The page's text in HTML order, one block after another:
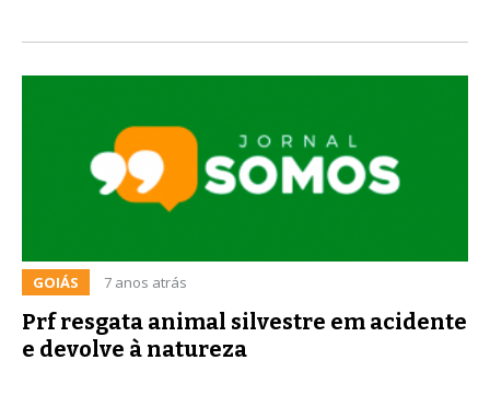
GOIÁS 7 anos atrás
Prf resgata animal silvestre em acidente
e devolve à natureza